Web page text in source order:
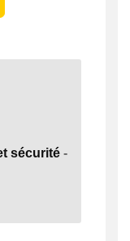
sécurité -